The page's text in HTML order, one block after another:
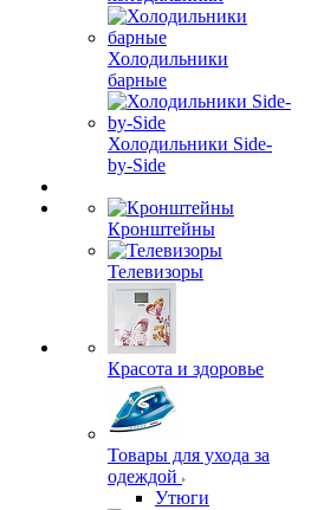
Холодильники
барные
Холодильники Side-
by-Side
Кронштейны
Телевизоры
Красота и здоровье
Товары для ухода за
одеждой
Утюги